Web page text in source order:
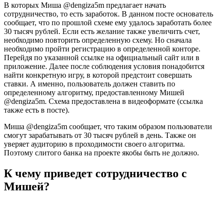
В которых Миша @dengiza5m предлагает начать
сотрудничество, то есть заработок. В данном посте основатель
сообщает, что по прошлой схеме ему удалось заработать более
30 тысяч рублей. Если есть желание также увеличить счет,
необходимо повторить определенную схему. Но сначала
необходимо пройти регистрацию в определенной конторе.
Перейдя по указанной ссылке на официальный сайт или в
приложение. Далее после соблюдения условия понадобится
найти конкретную игру, в которой предстоит совершать
ставки. А именно, пользователь должен ставить по
определенному алгоритму, предоставленному Мишей
@dengiza5m. Схема предоставлена в видеоформате (ссылка
также есть в посте).
Миша @dengiza5m сообщает, что таким образом пользователи
смогут зарабатывать от 30 тысяч рублей в день. Также он
уверяет аудиторию в проходимости своего алгоритма.
Поэтому слитого банка на проекте якобы быть не должно.
К чему приведет сотрудничество с
Мишей?